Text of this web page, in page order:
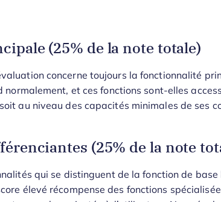
(25% de la note totale)
concerne toujours la fonctionnalité
normalement, et ces fonctions sont-elles
au niveau des capacités minimales de ses
(25% de la note
qui se distinguent de la fonction de
élevé récompense des fonctions